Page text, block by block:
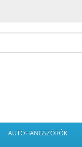
AUTÓHANGSZÓRÓK